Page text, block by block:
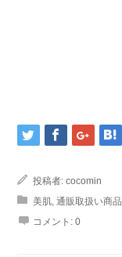
投稿者: cocomin
美肌, 通販取扱い商品
コメント: 0